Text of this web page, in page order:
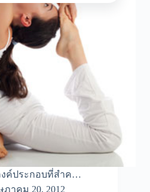
งค์ประกอบที่สำค…
าคม 20, 2012